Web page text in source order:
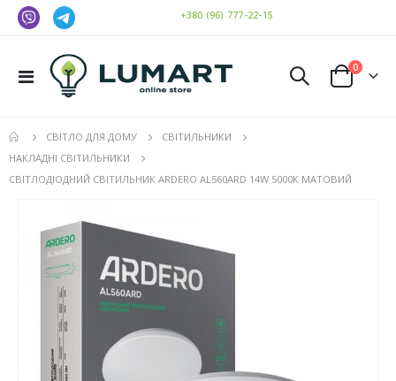
+380 (96) 777-22-15
Toggle
Cart
0
СВІТЛО ДЛЯ ДОМУ
СВІТИЛЬНИКИ
НАКЛАДНІ СВІТИЛЬНИКИ
СВІТЛОДІОДНИЙ СВІТИЛЬНИК ARDERO AL560ARD 14W 5000К МАТОВИЙ
кінця
зображень